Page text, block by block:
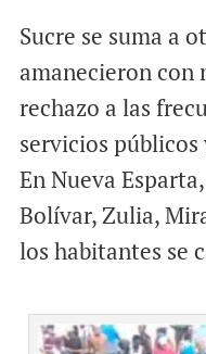
l
b
k
s
p
Sucre se suma a
amanecieron con
rechazo a las
servicios públicos
En Nueva
Bolívar, Zulia,
los habitantes se